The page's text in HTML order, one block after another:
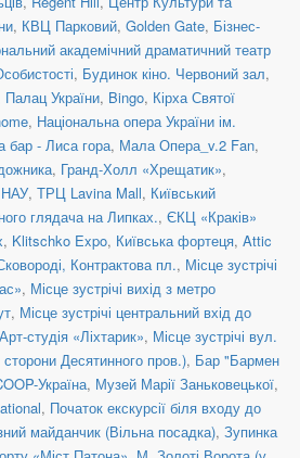
, КВЦ Парковий, Golden Gate, Бізнес-
академічний драматичний театр
, Будинок кіно. Червоний зал,
Палац України, Bingo, Кірха Святої
, Національна опера України ім.
бар - Лиса гора, Мала Опера_v.2 Fan,
, Гранд-Холл «Хрещатик»,
, ТРЦ Lavina Mall, Київський
глядача на Липках., ЄКЦ «Краків»
, Klitschko Expo, Київська фортеця, Attic
Контрактова пл., Місце зустрічі
, Місце зустрічі вихід з метро
, Місце зустрічі центральний вхід до
Арт-студія «Ліхтарик», Місце зустрічі вул.
Десятинного пров.), Бар "Бармен
Україна, Музей Марії Заньковецької,
, Початок екскурсії біля входу до
майданчик (Вільна посадка), Зупинка